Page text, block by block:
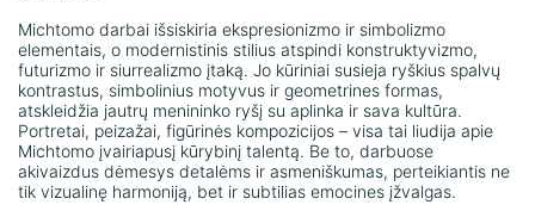
Michtomo darbai išsiskiria ekspresionizmo ir simbolizmo
elementais, o modernistinis stilius atspindi konstruktyvizmo,
futurizmo ir siurrealizmo įtaką. Jo kūriniai susieja ryškius spalvų
kontrastus, simbolinius motyvus ir geometrines formas,
atskleidžia jautrų menininko ryšį su aplinka ir sava kultūra.
Portretai, peizažai, figūrinės kompozicijos – visa tai liudija apie
Michtomo įvairiapusį kūrybinį talentą. Be to, darbuose
akivaizdus dėmesys detalėms ir asmeniškumas, perteikiantis ne
tik vizualinę harmoniją, bet ir subtilias emocines įžvalgas.